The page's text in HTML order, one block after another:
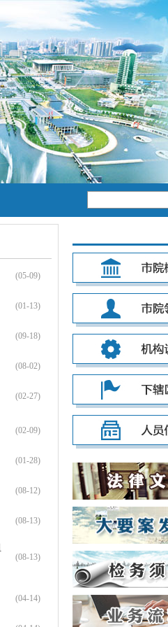
(05-09)
(01-13)
(09-18)
(08-02)
(02-27)
(02-09)
(01-28)
(08-12)
(08-13)
(08-13)
(04-14)